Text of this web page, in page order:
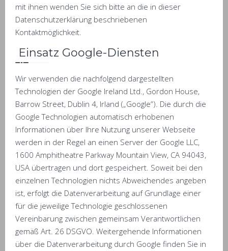
mit ihnen wenden Sie sich bitte an die in dieser
Datenschutzerklärung beschriebenen
Kontaktmöglichkeit.
Einsatz Google-Diensten
Wir verwenden die nachfolgend dargestellten
Technologien der Google Ireland Ltd., Gordon House,
Barrow Street, Dublin 4, Irland („Google“). Die durch die
Google Technologien automatisch erhobenen
Informationen über Ihre Nutzung unserer Webseite
werden in der Regel an einen Server der Google LLC,
1600 Amphitheatre Parkway Mountain View, CA 94043,
USA übertragen und dort gespeichert. Soweit bei den
einzelnen Technologien nichts Abweichendes angeben
ist, erfolgt die Datenverarbeitung auf Grundlage einer
für die jeweilige Technologie geschlossenen
Vereinbarung zwischen gemeinsam Verantwortlichen
gemäß Art. 26 DSGVO. Weitergehende Informationen
über die Datenverarbeitung durch Google finden Sie in